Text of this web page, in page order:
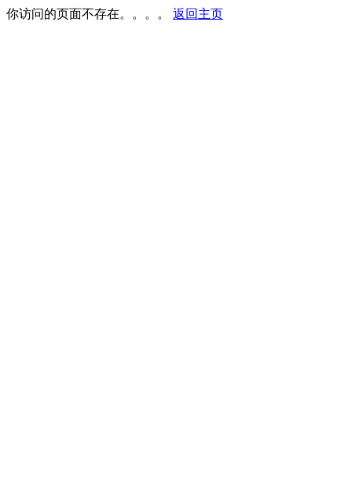
你访问的页面不存在。。。。 返回主页